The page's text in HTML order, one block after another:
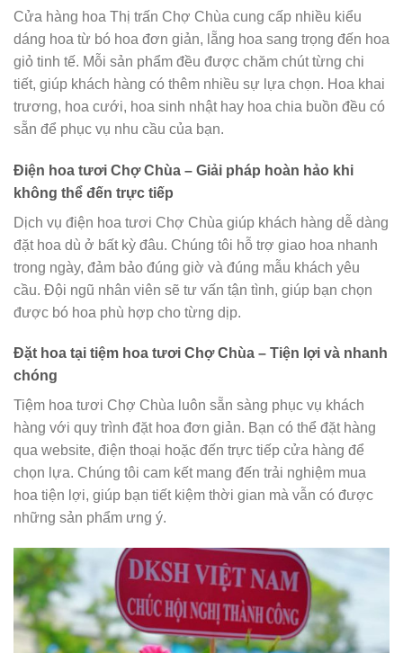
Cửa hàng hoa Thị trấn Chợ Chùa cung cấp nhiều kiểu
dáng hoa từ bó hoa đơn giản, lẵng hoa sang trọng đến hoa
giỏ tinh tế. Mỗi sản phẩm đều được chăm chút từng chi
tiết, giúp khách hàng có thêm nhiều sự lựa chọn. Hoa khai
trương, hoa cưới, hoa sinh nhật hay hoa chia buồn đều có
sẵn để phục vụ nhu cầu của bạn.
Điện hoa tươi Chợ Chùa – Giải pháp hoàn hảo khi
không thể đến trực tiếp
Dịch vụ điện hoa tươi Chợ Chùa giúp khách hàng dễ dàng
đặt hoa dù ở bất kỳ đâu. Chúng tôi hỗ trợ giao hoa nhanh
trong ngày, đảm bảo đúng giờ và đúng mẫu khách yêu
cầu. Đội ngũ nhân viên sẽ tư vấn tận tình, giúp bạn chọn
được bó hoa phù hợp cho từng dịp.
Đặt hoa tại tiệm hoa tươi Chợ Chùa – Tiện lợi và nhanh
chóng
Tiệm hoa tươi Chợ Chùa luôn sẵn sàng phục vụ khách
hàng với quy trình đặt hoa đơn giản. Bạn có thể đặt hàng
qua website, điện thoại hoặc đến trực tiếp cửa hàng để
chọn lựa. Chúng tôi cam kết mang đến trải nghiệm mua
hoa tiện lợi, giúp bạn tiết kiệm thời gian mà vẫn có được
những sản phẩm ưng ý.